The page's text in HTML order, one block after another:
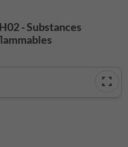
- Substances